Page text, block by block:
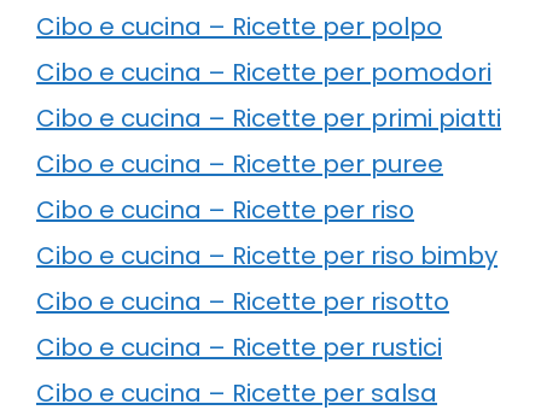
Cibo e cucina – Ricette per polpo
Cibo e cucina – Ricette per pomodori
Cibo e cucina – Ricette per primi piatti
Cibo e cucina – Ricette per puree
Cibo e cucina – Ricette per riso
Cibo e cucina – Ricette per riso bimby
Cibo e cucina – Ricette per risotto
Cibo e cucina – Ricette per rustici
Cibo e cucina – Ricette per salsa